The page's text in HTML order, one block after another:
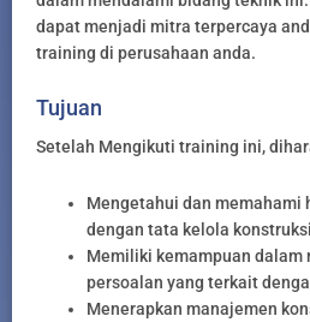
dapat menjadi mitra terpercaya
training di perusahaan anda.
Tujuan
Setelah Mengikuti training ini,
Mengetahui dan memahami
dengan tata kelola
Memiliki kemampuan dalam
persoalan yang terkait
Menerapkan manajemen